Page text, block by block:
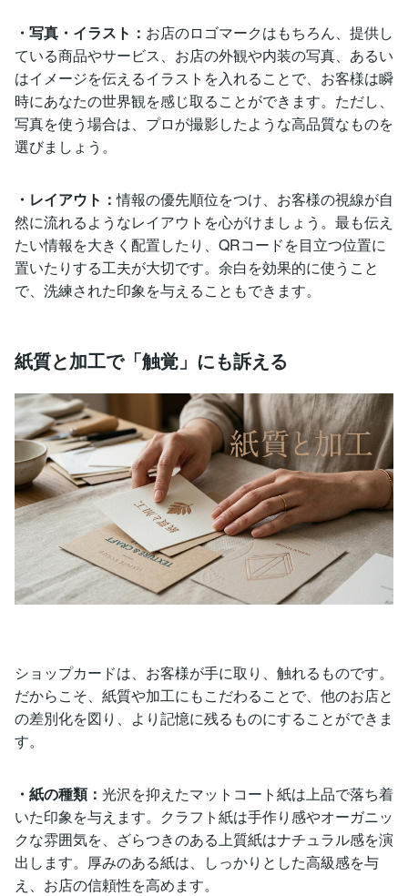
・写真・イラスト： お店のロゴマークはもちろん、提供し
ている商品やサービス、お店の外観や内装の写真、あるい
はイメージを伝えるイラストを入れることで、お客様は瞬
時にあなたの世界観を感じ取ることができます。ただし、
写真を使う場合は、プロが撮影したような高品質なものを
選びましょう。
・レイアウト：情報の優先順位をつけ、お客様の視線が自
然に流れるようなレイアウトを心がけましょう。最も伝え
たい情報を大きく配置したり、QRコードを目立つ位置に
置いたりする工夫が大切です。余白を効果的に使うこと
で、洗練された印象を与えることもできます。
紙質と加工で「触覚」にも訴える
ショップカードは、お客様が手に取り、触れるものです。
だからこそ、紙質や加工にもこだわることで、他のお店と
の差別化を図り、より記憶に残るものにすることができま
す。
・紙の種類： 光沢を抑えたマットコート紙は上品で落ち着
いた印象を与えます。クラフト紙は手作り感やオーガニッ
クな雰囲気を、ざらつきのある上質紙はナチュラル感を演
出します。厚みのある紙は、しっかりとした高級感を与
え、お店の信頼性を高めます。